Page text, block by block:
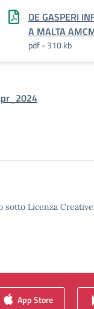
DE GASPERI
A MALTA
pdf - 310 kb
Licenza
App Store